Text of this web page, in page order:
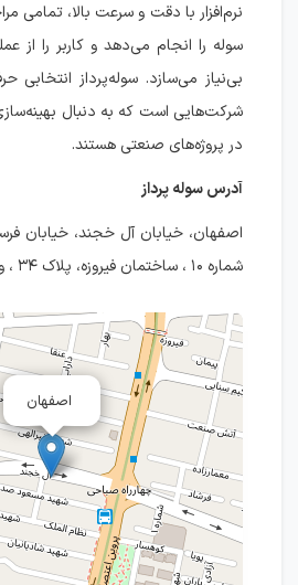
نرم‌افزار با دقت و سرعت بالا، تمامی
سوله را انجام می‌دهد و کاربر را از
بی‌نیاز می‌سازد. سوله‌پرداز انتخابی
شرکت‌هایی است که به دنبال
در پروژه‌های صنعتی هستند.
آدرس سوله پرداز
اصفهان، خیابان آل خجند، خیابان
شماره ۱۰ ، ساختمان فیروزه، پلاک ۳۴ ، واحد ۱
اصفهان